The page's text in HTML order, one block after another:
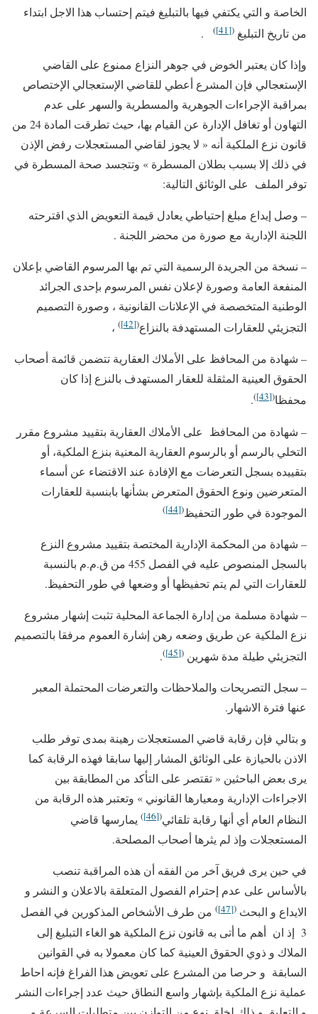
الخاصة و التي يكتفي فيها بالتبليغ فيتم إحتساب هذا الاجل ابتداء
من تاريخ التبليغ (
[41]
)
.
وإذا كان يعتبر الخوض في جوهر النزاع ممنوع على القاضي
الإستعجالي فإن المشرع أعطي للقاضي الإستعجالي الإختصاص
بمراقبة الإجراءات الجوهرية والمسطرية والسهر على عدم
التهاون أو تغافل الإدارة عن القيام بها، حيث تطرقت المادة 24 من
قانون نزع الملكية أنه « لا يجوز لقاضي المستعجلات رفض الإذن
في ذلك إلا بسبب بطلان المسطرة » وتتجسد صحة المسطرة في
توفر الملف على الوثائق التالية:
– وصل إيداع مبلغ إحتياطي يعادل قيمة التعويض الذي اقترحته
اللجنة الإدارية مع صورة من محضر اللجنة .
– نسخة من الجريدة الرسمية التي تم بها المرسوم القاضي بإعلان
المنفعة العامة وصورة لإعلان نفس المرسوم بإحدى الجرائد
الوطنية المتخصصة في الإعلانات القانونية ، وصورة التصميم
التجزيئي للعقارات المستهدفة بالنزاع(
[42]
) ،
– شهادة من المحافظ على الأملاك العقارية تتضمن قائمة أصحاب
الحقوق العينية المثقلة للعقار المستهدف بالنزع إذا كان
محفظا(
[43]
)
.
– شهادة من المحافظ على الأملاك العقارية بتقييد مشروع مقرر
التخلي بالرسم أو بالرسوم العقارية المعنية بنزع الملكية، أو
بتقييده بسجل التعرضات مع الإفادة عند الاقتضاء عن أسماء
المتعرضين ونوع الحقوق المتعرض بشأنها بابنسبة للعقارات
الموجودة في طور التحفيظ(
[44]
)
– شهادة من المحكمة الإدارية المختصة بتقييد مشروع النزع
بالسجل المنصوص عليه في الفصل 455 من ق.م.م بالنسبة
للعقارات التي لم يتم تحفيظها أو وضعها في طور التحفيظ.
– شهادة مسلمة من إدارة الجماعة المحلية تثبت إشهار مشروع
نزع الملكية عن طريق وضعه رهن إشارة العموم مرفقا بالتصميم
التجزيئي طيلة مدة شهرين (
[45]
)
.
– سجل التصريحات والملاحظات والتعرضات المحتملة المعبر
عنها فترة الاشهار.
و بتالي فإن رقابة قاضي المستعجلات رهينة بمدى توفر طلب
الاذن بالحيازة على الوثائق المشار إليها سابقا فهذه الرقابة كما
يرى بعض الباحثين « تقتصر على التأكد من المطابقة بين
الاجراءات الإدارية ومعيارها القانوني » وتعتبر هذه الرقابة من
النظام العام أي أنها رقابة تلقائي(
[46]
) يمارسها قاضي
المستعجلات وإذ لم يثرها أصحاب المصلحة.
في حين يرى فريق آخر من الفقه أن هذه المراقبة تنصب
بالأساس على عدم إحترام الفصول المتعلقة بالاعلان و النشر و
الايداع و البحث (
[47]
) من طرف الأشخاص المذكورين في الفصل
3 إذ ان أهم ما أتى به قانون نزع الملكية هو الغاء التبليغ إلى
الملاك و ذوي الحقوق العينية كما كان معمولا به في القوانين
السابقة و حرصا من المشرع على تعويض هذا الفراغ فإنه احاط
عملية نزع الملكية بإشهار واسع النطاق حيث عدد إجراءات النشر